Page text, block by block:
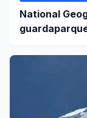
National